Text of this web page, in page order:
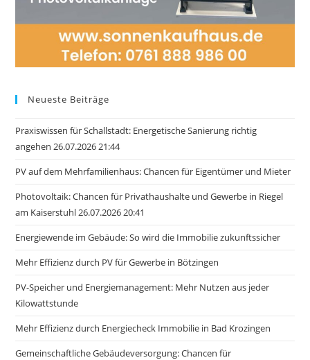
Neueste Beiträge
Praxiswissen für Schallstadt: Energetische Sanierung richtig
angehen 26.07.2026 21:44
PV auf dem Mehrfamilienhaus: Chancen für Eigentümer und Mieter
Photovoltaik: Chancen für Privathaushalte und Gewerbe in Riegel
am Kaiserstuhl 26.07.2026 20:41
Energiewende im Gebäude: So wird die Immobilie zukunftssicher
Mehr Effizienz durch PV für Gewerbe in Bötzingen
PV-Speicher und Energiemanagement: Mehr Nutzen aus jeder
Kilowattstunde
Mehr Effizienz durch Energiecheck Immobilie in Bad Krozingen
Gemeinschaftliche Gebäudeversorgung: Chancen für